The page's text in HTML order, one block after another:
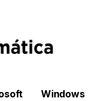
Windows